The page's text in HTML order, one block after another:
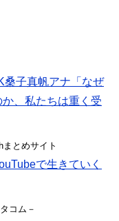
桑子真帆アナ「なぜ
、私たちは重く受
とめサイト
で生きていく
コム－